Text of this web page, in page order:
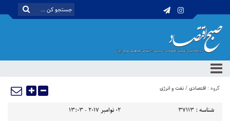
گروه : اقتصادی/نفت و انرژی
شناسه : 37113
02 نوامبر 2017 - 13:03